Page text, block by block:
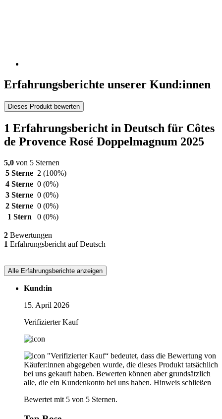
Erfahrungsberichte unserer Kund:innen
Dieses Produkt bewerten
1 Erfahrungsbericht in Deutsch für Côtes
de Provence Rosé Doppelmagnum 2025
5,0 von 5 Sternen
5 Sterne 2 (100%)
4 Sterne 0 (0%)
3 Sterne 0 (0%)
2 Sterne 0 (0%)
1 Stern
0 (0%)
2 Bewertungen
1 Erfahrungsbericht auf Deutsch
Alle Erfahrungsberichte anzeigen
Kund:in
15. April 2026
Verifizierter Kauf
"Verifizierter Kauf“ bedeutet, dass die Bewertung von
Käufer:innen abgegeben wurde, die dieses Produkt tatsächlich
bei uns gekauft haben. Bewerten können aber grundsätzlich
alle, die ein Kundenkonto bei uns haben. Hinweis schließen
Bewertet mit 5 von 5 Sternen.